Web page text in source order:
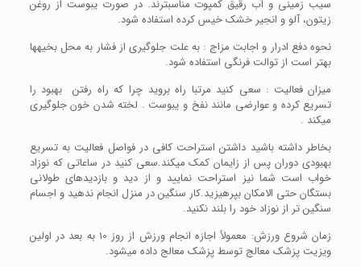
سیب زمینی و آب رقیق کمپوت مناسب­ترند. در صورت یبوست از روغن
زیتون، آلو و انجیر خشک خیس کرده استفاده شود.
نحوه دفع ادرار و اجابت مزاج : به علت جلوگیری از فشار به محل بخیه­ها
بهتر است از توالت فرنگی استفاده شود.
میزان فعالیت : سعی کنید مرتبا راه بروید چرا که راه رفتن بهبود را
تسریع کرده و عوارضی مانند نفخ و یبوست . لخته شدن خون جلوگیری
می­کند .
بخاطر داشته باشید داشتن استراحت کافی در فواصل فعالیت به تسریع
بهبودی دوران پس از زایمان کمک می­کند.سعی کنید در ساعاتی که نوزاد
خواب است شما نیز استراحت نمایید و از دید و بازدیدهای طولانی
بستگان حتی الامکان بپرهیزید.کار سنگین در منزل انجام ندهید و اجسام
سنگین ­تر از نوزاد خود را بلند نکنید.
زمان شروع ورزش: معمولاً اجازه انجام ورزش از روز 10 به بعد در اولین
ویزیت پزشک معالج توسط پزشک معالج داده می­شود.